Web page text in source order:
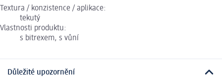
Textura / konzistence / aplikace:
tekutý
Vlastnosti produktu:
s bitrexem, s vůní
Důležité upozornění